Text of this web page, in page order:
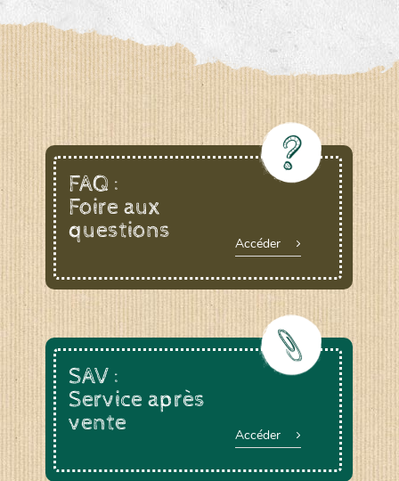
FAQ :
Foire aux
questions
Accéder
SAV :
Service après
vente
Accéder